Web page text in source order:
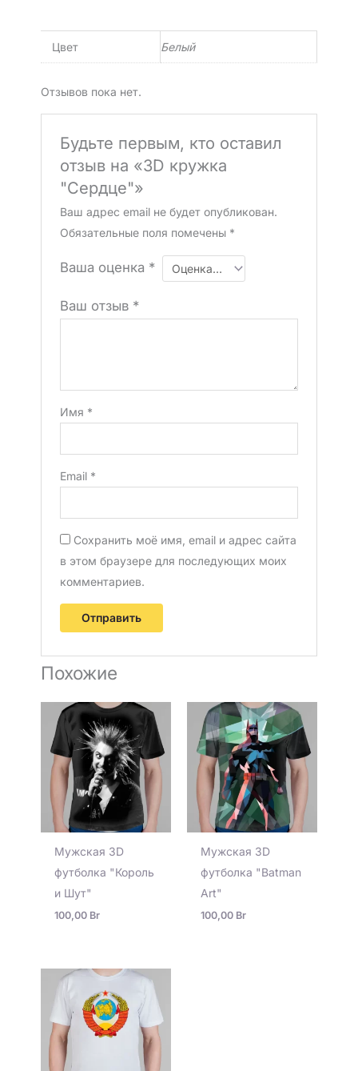
Цвет Белый
Отзывов пока нет.
Будьте первым, кто оставил
отзыв на «3D кружка
"Сердце"»
Ваш адрес email не будет опубликован.
Обязательные поля помечены *
Ваша оценка *
Ваш отзыв *
Имя *
Email *
Сохранить моё имя, email и адрес сайта
в этом браузере для последующих моих
комментариев.
Похожие
Мужская 3D
футболка "Король
и Шут"
100,00 Br
Мужская 3D
футболка "Batman
Art"
100,00 Br